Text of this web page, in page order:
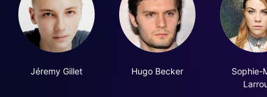
Jéremy Gillet Hugo Becker
Sophie-